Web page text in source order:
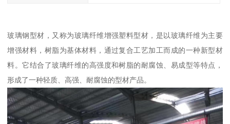
玻璃钢型材，又称为玻璃纤维增强塑料型材，是以玻璃纤维为主要
增强材料，树脂为基体材料，通过复合工艺加工而成的一种新型材
料。它结合了玻璃纤维的高强度和树脂的耐腐蚀、易成型等特点，
形成了一种轻质、高强、耐腐蚀的型材产品。